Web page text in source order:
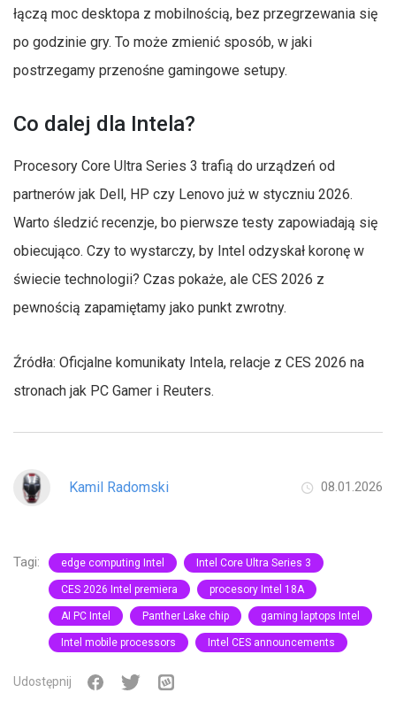
łączą moc desktopa z mobilnością, bez przegrzewania się
po godzinie gry. To może zmienić sposób, w jaki
postrzegamy przenośne gamingowe setupy.
Co dalej dla Intela?
Procesory Core Ultra Series 3 trafią do urządzeń od
partnerów jak Dell, HP czy Lenovo już w styczniu 2026.
Warto śledzić recenzje, bo pierwsze testy zapowiadają się
obiecująco. Czy to wystarczy, by Intel odzyskał koronę w
świecie technologii? Czas pokaże, ale CES 2026 z
pewnością zapamiętamy jako punkt zwrotny.
Źródła: Oficjalne komunikaty Intela, relacje z CES 2026 na
stronach jak PC Gamer i Reuters.
Kamil Radomski 08.01.2026
Tagi: edge computing Intel Intel Core Ultra Series 3
CES 2026 Intel premiera procesory Intel 18A
AI PC Intel Panther Lake chip gaming laptops Intel
Intel mobile processors Intel CES announcements
Udostępnij